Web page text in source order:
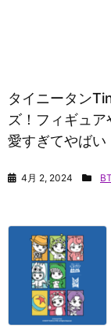
タイニータン
ズ！フィギュ
愛すぎてやばい
4月 2, 2024